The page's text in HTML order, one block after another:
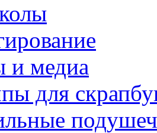
медиа
для